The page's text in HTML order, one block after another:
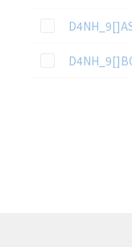
この資料を選択
この資料を選択
括